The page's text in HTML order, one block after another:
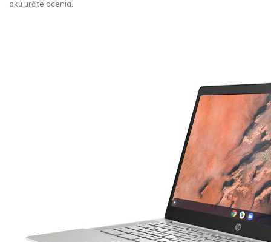
akú určite ocenia.